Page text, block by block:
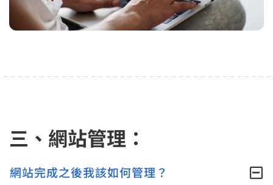
三、網站管理：
網站完成之後我該如何管理？